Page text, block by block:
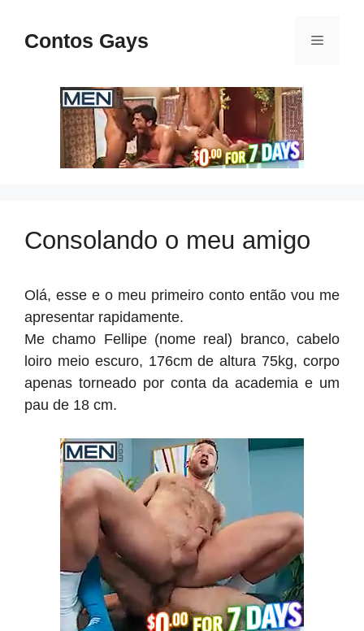
paraContos Gays Menu
Consolando o meu amigo
Olá, esse e o meu primeiro conto então vou me
apresentar rapidamente.
Me chamo Fellipe (nome real) branco, cabelo
loiro meio escuro, 176cm de altura 75kg, corpo
apenas torneado por conta da academia e um
pau de 18 cm.